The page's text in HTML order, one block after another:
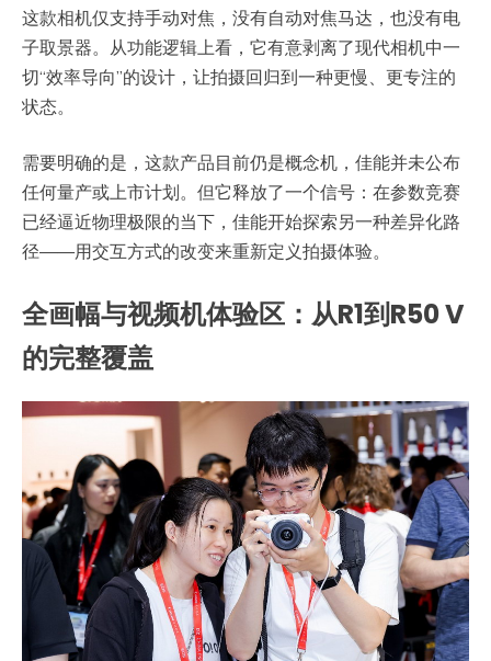
这款相机仅支持手动对焦，没有自动对焦马达，也没有电
子取景器。从功能逻辑上看，它有意剥离了现代相机中一
切“效率导向”的设计，让拍摄回归到一种更慢、更专注的
状态。
需要明确的是，这款产品目前仍是概念机，佳能并未公布
任何量产或上市计划。但它释放了一个信号：在参数竞赛
已经逼近物理极限的当下，佳能开始探索另一种差异化路
径——用交互方式的改变来重新定义拍摄体验。
全画幅与视频机体验区：从R1到R50 V
的完整覆盖